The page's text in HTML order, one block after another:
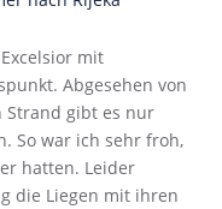
mit
Abgesehen von
gibt es nur
So war ich sehr froh,
hatten. Leider
die Liegen mit ihren